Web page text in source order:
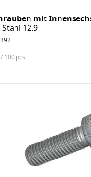
mit
12.9
100 pcs